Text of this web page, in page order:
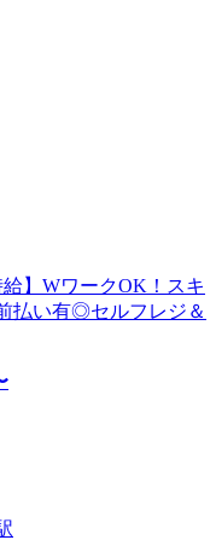
】WワークOK！スキ
払い有◎セルフレジ＆